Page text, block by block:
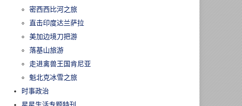
密西西比河之旅
直击印度达兰萨拉
美加边境刀把游
落基山旅游
走进禽兽王国肯尼亚
魁北克冰雪之旅
时事政治
星星生活专题特刊